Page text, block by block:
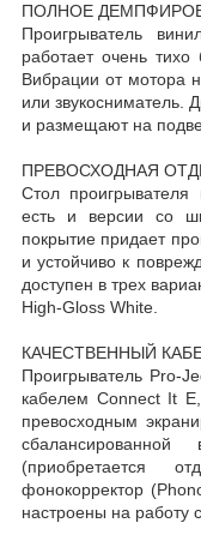
ПОЛНОЕ
Проигрыватель
работает очень
Вибрации от мотора
или звукосниматель.
и размещают на
ПРЕВОСХОДНАЯ
Стол
есть и версии со
покрытие придает
и устойчиво к
доступен в трех
High-Gloss White.
КАЧЕСТВЕННЫЙ
Проигрыватель Pro-
кабелем Connect It
превосходным
(приобретается
фонокорректор
настроены на работу